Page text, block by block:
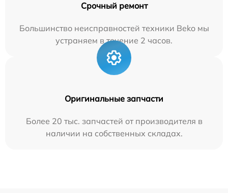
Срочный ремонт
Большинство неисправностей техники Beko мы
устраняем в течение 2 часов.
Оригинальные запчасти
Более 20 тыс. запчастей от производителя в
наличии на собственных складах.